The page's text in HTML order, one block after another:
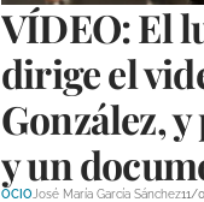
VÍDEO: El
dirige el
González,
y un
OCIO José María García Sánchez11/